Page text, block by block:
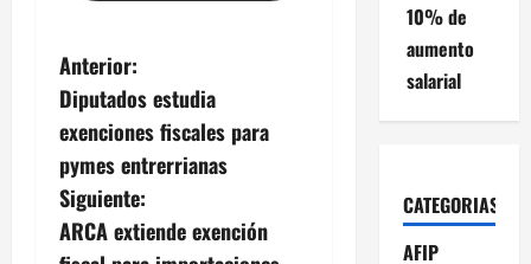
N
a
v
e
Anterior:
Diputados estudia
exenciones fiscales para
pymes entrerrianas
Siguiente:
ARCA extiende exención
10% de
aumento
salarial
CATEGORIAS
AFIP